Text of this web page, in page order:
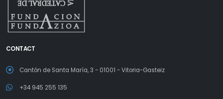
CONTACT
Cantón de Santa María, 3 - 01001 - Vitoria-Gasteiz
+34 945 255 135